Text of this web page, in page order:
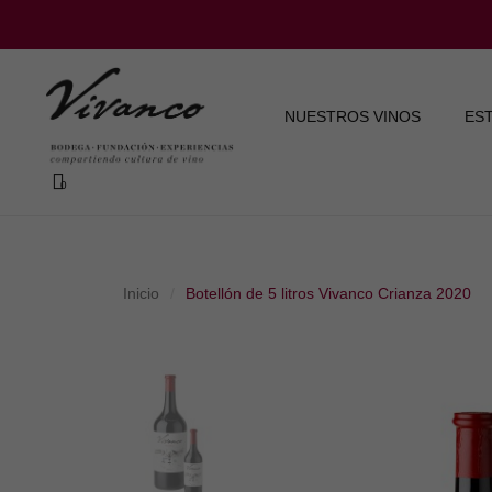
NUESTROS VINOS
Inicio Botellón de 5 litros Vivanco Crianza 2020